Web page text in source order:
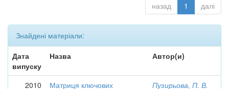
назад 1 далі
Знайдені матеріали:
Дата
випуску
Назва Автор(и)
2010
Матриця ключових
Пузирьова, П. В.